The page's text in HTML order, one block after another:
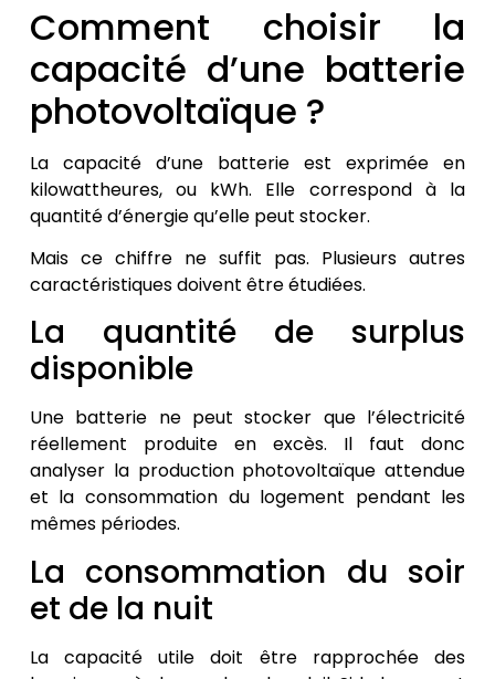
Comment choisir la
capacité d’une batterie
photovoltaïque ?
La capacité d’une batterie est exprimée en
kilowattheures, ou kWh. Elle correspond à la
quantité d’énergie qu’elle peut stocker.
Mais ce chiffre ne suffit pas. Plusieurs autres
caractéristiques doivent être étudiées.
La quantité de surplus
disponible
Une batterie ne peut stocker que l’électricité
réellement produite en excès. Il faut donc
analyser la production photovoltaïque attendue
et la consommation du logement pendant les
mêmes périodes.
La consommation du soir
et de la nuit
La capacité utile doit être rapprochée des